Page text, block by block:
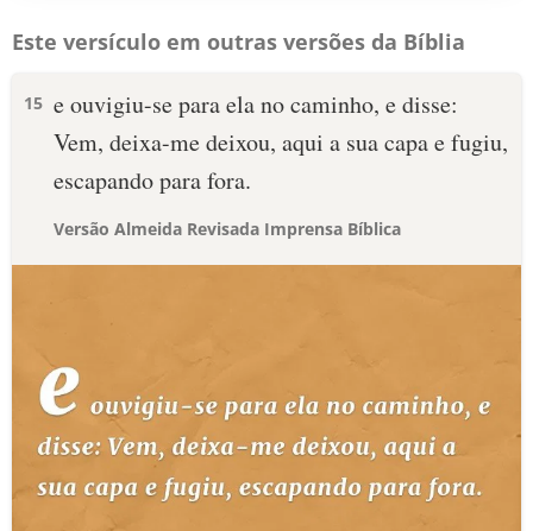
Este versículo em outras versões da Bíblia
15 e ouvigiu-se para ela no caminho, e disse:
Vem, deixa-me deixou, aqui a sua capa e fugiu,
escapando para fora.
Versão Almeida Revisada Imprensa Bíblica